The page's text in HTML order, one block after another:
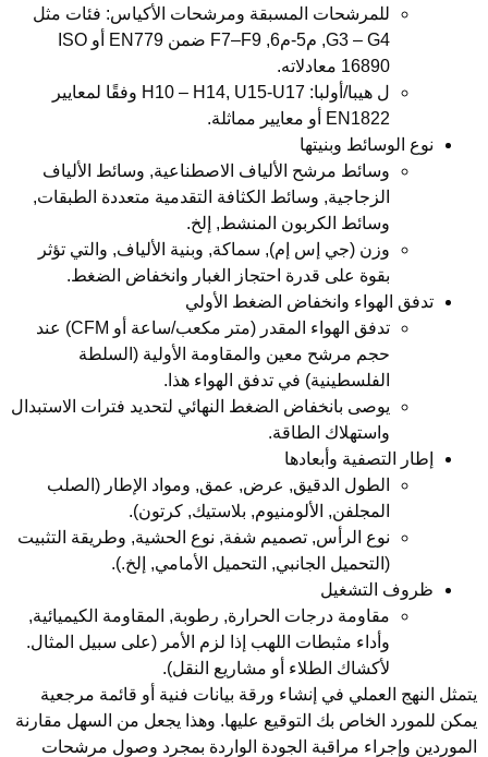
للمرشحات المسبقة ومرشحات الأكياس: فئات مثل
G3 – G4, م5-م6, F7–F9 ضمن EN779 أو ISO
16890 معادلاته.
ل هيبا/أولبا: H10 – H14, U15-U17 وفقًا لمعايير
EN1822 أو معايير مماثلة.
نوع الوسائط وبنيتها
وسائط مرشح الألياف الاصطناعية, وسائط الألياف
الزجاجية, وسائط الكثافة التقدمية متعددة الطبقات,
وسائط الكربون المنشط, إلخ.
وزن (جي إس إم), سماكة, وبنية الألياف, والتي تؤثر
بقوة على قدرة احتجاز الغبار وانخفاض الضغط.
تدفق الهواء وانخفاض الضغط الأولي
تدفق الهواء المقدر (متر مكعب/ساعة أو CFM) عند
حجم مرشح معين والمقاومة الأولية (السلطة
الفلسطينية) في تدفق الهواء هذا.
يوصى بانخفاض الضغط النهائي لتحديد فترات الاستبدال
واستهلاك الطاقة.
إطار التصفية وأبعادها
الطول الدقيق, عرض, عمق, ومواد الإطار (الصلب
المجلفن, الألومنيوم, بلاستيك, كرتون).
نوع الرأس, تصميم شفة, نوع الحشية, وطريقة التثبيت
(التحميل الجانبي, التحميل الأمامي, إلخ.).
ظروف التشغيل
مقاومة درجات الحرارة, رطوبة, المقاومة الكيميائية,
وأداء مثبطات اللهب إذا لزم الأمر (على سبيل المثال.
لأكشاك الطلاء أو مشاريع النقل).
النهج العملي في إنشاء ورقة بيانات فنية أو قائمة مرجعية
للمورد الخاص بك التوقيع عليها. وهذا يجعل من السهل مقارنة
وإجراء مراقبة الجودة الواردة بمجرد وصول مرشحات